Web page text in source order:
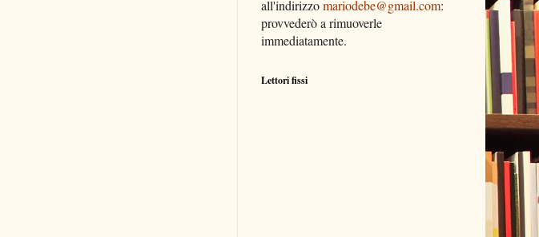
all'indirizzomariodebe@gmail.com:
provvederò a rimuoverle
immediatamente.
Lettori fissi